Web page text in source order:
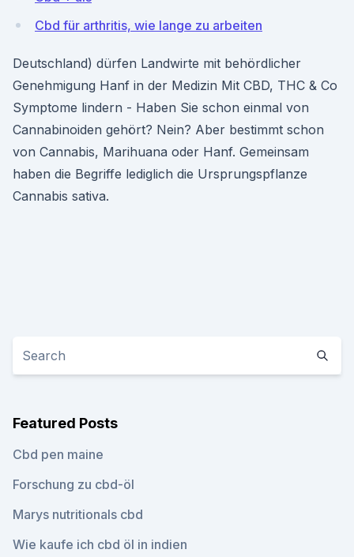
Cbd für arthritis, wie lange zu arbeiten
Deutschland) dürfen Landwirte mit behördlicher
Genehmigung Hanf in der Medizin Mit CBD, THC & Co
Symptome lindern - Haben Sie schon einmal von
Cannabinoiden gehört? Nein? Aber bestimmt schon
von Cannabis, Marihuana oder Hanf. Gemeinsam
haben die Begriffe lediglich die Ursprungspflanze
Cannabis sativa.
Featured Posts
Cbd pen maine
Forschung zu cbd-öl
Marys nutritionals cbd
Wie kaufe ich cbd öl in indien